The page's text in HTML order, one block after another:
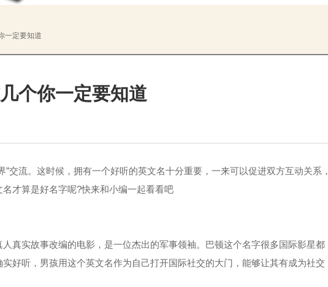
一定要知道
个你一定要知道
流。这时候，拥有一个好听的英文名十分重要，一来可以促进双方互动关系，
才算是好名字呢?快来和小编一起看看吧
实故事改编的电影，是一位杰出的军事领袖。巴顿这个名字很多国际影星都
好听，男孩用这个英文名作为自己打开国际社交的大门，能够让其有成为社交